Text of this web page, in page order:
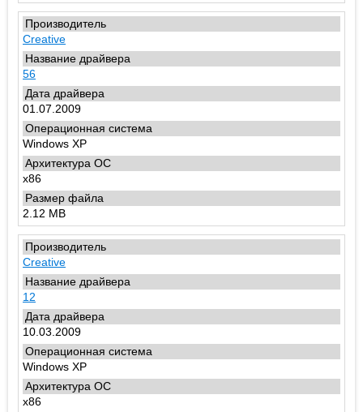
Creative
56
01.07.2009
Windows XP
x86
2.12 MB
Creative
12
10.03.2009
Windows XP
x86